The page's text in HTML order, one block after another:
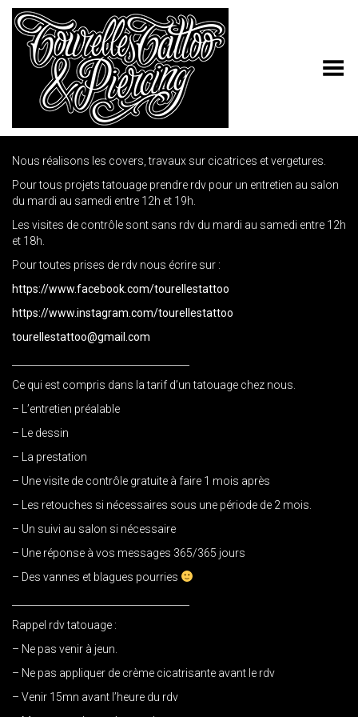
Toggle Menu
Nous réalisons les covers, travaux sur cicatrices et vergetures.
Pour tous projets tatouage prendre rdv pour un entretien au salon
du mardi au samedi entre 12h et 19h.
Les visites de contrôle sont sans rdv du mardi au samedi entre 12h
et 18h.
Pour toutes prises de rdv nous écrire sur :
https://www.facebook.com/tourellestattoo
https://www.instagram.com/tourellestattoo
tourellestattoo@gmail.com
Ce qui est compris dans la tarif d’un tatouage chez nous.
– L’entretien préalable
– Le dessin
– La prestation
– Une visite de contrôle gratuite à faire 1 mois après
– Les retouches si nécessaires sous une période de 2 mois.
– Un suivi au salon si nécessaire
– Une réponse à vos messages 365/365 jours
– Des vannes et blagues pourries
Rappel rdv tatouage :
– Ne pas venir à jeun.
– Ne pas appliquer de crème cicatrisante avant le rdv
– Venir 15mn avant l’heure du rdv